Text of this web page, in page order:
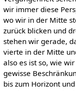
wir immer diese
wo wir in der Mitte
zurück blicken und
stehen wir gerade,
vierte in der Mitte
also es ist so, wie
gewisse
bis zum Horizont